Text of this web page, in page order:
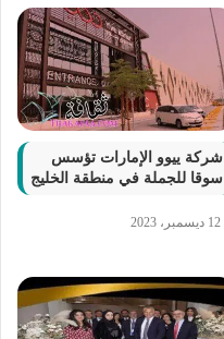
شركة ييوو الإمارات تؤسس
سوقا للجملة في منطقة الخليج
12 ديسمبر، 2023